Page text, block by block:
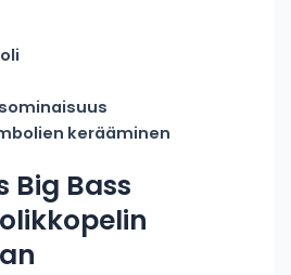
kerääminen
Big Bass